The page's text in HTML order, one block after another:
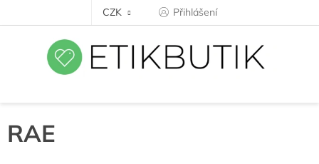
CZK Přihlášení
RAE